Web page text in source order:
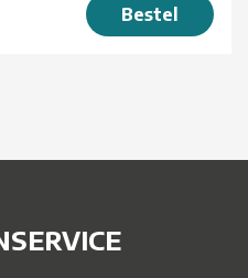
Bestel